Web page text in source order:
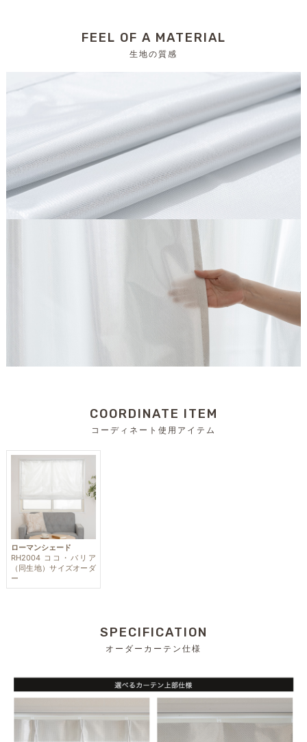
FEEL OF A MATERIAL
生地の質感
COORDINATE ITEM
コーディネート使用アイテム
ローマンシェード
RH2004 ココ・バリア
（同生地）サイズオーダ
ー
SPECIFICATION
オーダーカーテン仕様